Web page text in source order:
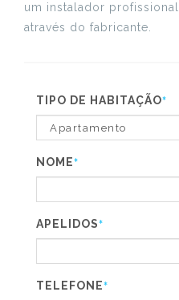
um instalador
através do fabricante.
TIPO DE HABITAÇÃO*
NOME*
APELIDOS*
TELEFONE*